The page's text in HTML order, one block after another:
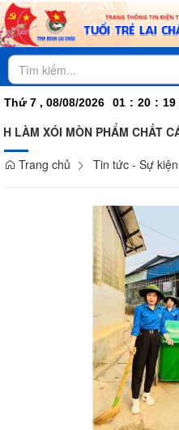
Thứ 7 , 08/08/2026 01 : 20 : 21
PHẨM CHẤT CÁN BỘ
Trang chủ
Tin tức - Sự kiện